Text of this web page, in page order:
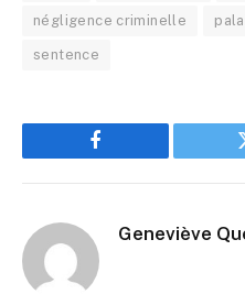
négligence criminelle
sentence
Facebook
Geneviève